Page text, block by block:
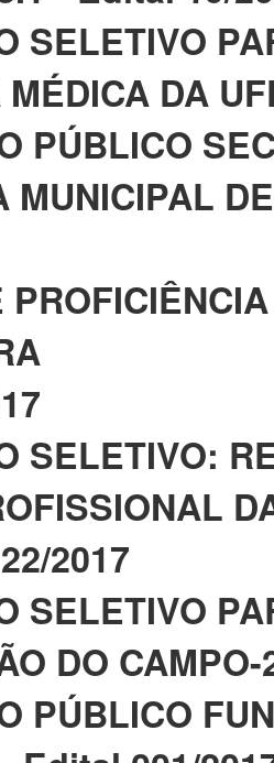
SELETIVO
DA
PÚBLICO
MUNICIPAL
SELETIVO:
2017
SELETIVO
DO
PÚBLICO